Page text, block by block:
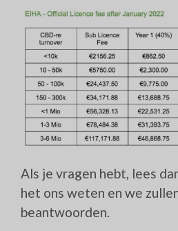
Als je vragen hebt, lees
het ons weten en we
beantwoorden.